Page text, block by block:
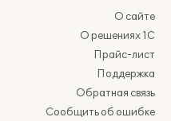
О сайте
О решениях 1С
Прайс-лист
Поддержка
Обратная связь
Сообщить об ошибке